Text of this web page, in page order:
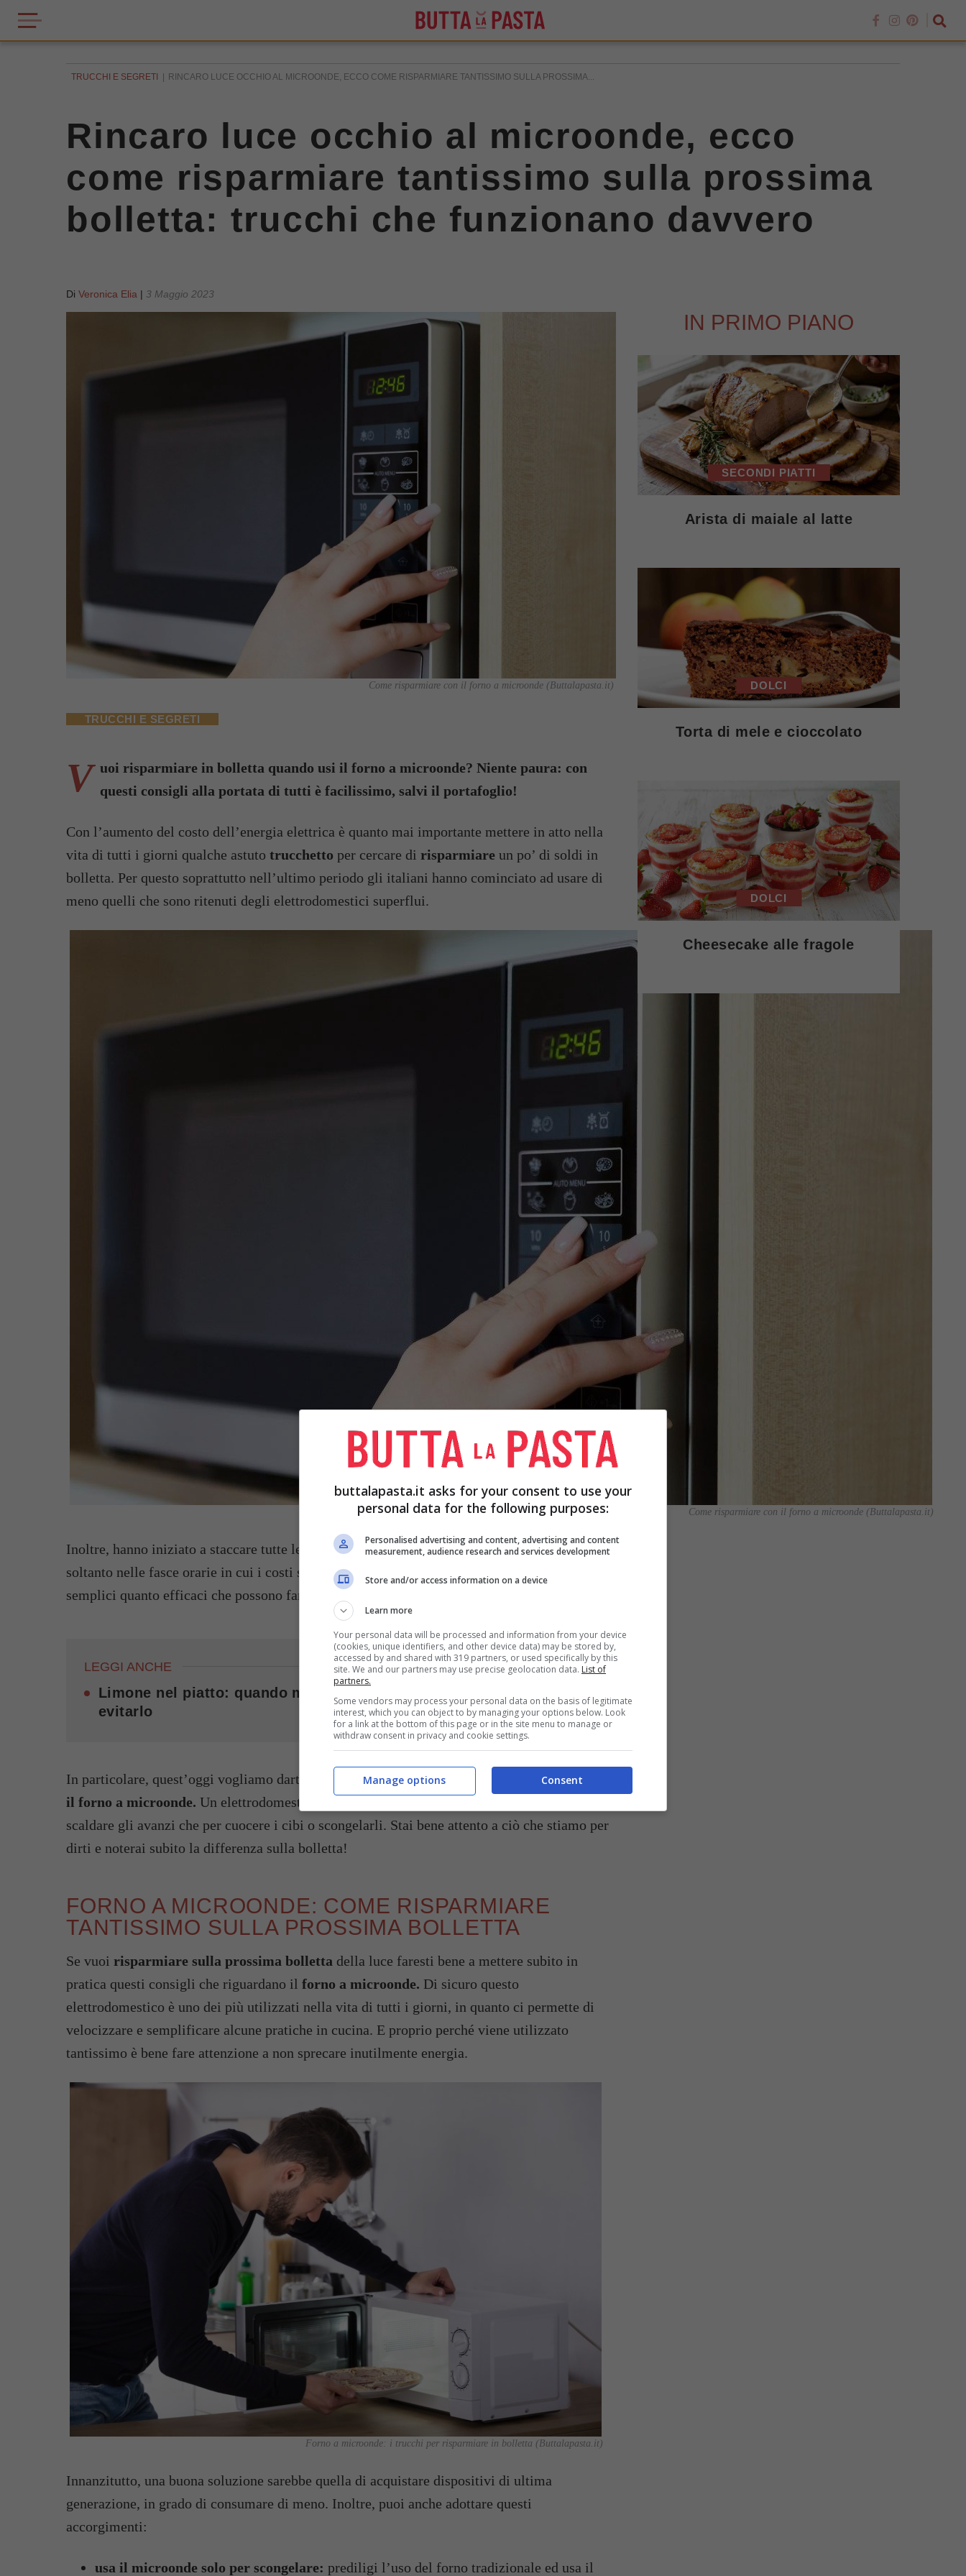
TRUCCHI E SEGRETI RINCARO LUCE OCCHIO AL MICROONDE, ECCO COME RISPARMIARE TANTISSIMO SULLA PROSSIMA...
Rincaro luce occhio al microonde, ecco
come risparmiare tantissimo sulla prossima
bolletta: trucchi che funzionano davvero
Di Veronica Elia | 3 Maggio 2023
Come risparmiare con il forno a microonde (Buttalapasta.it)
TRUCCHI E SEGRETI
V uoi risparmiare in bolletta quando usi il forno a microonde? Niente paura: con
questi consigli alla portata di tutti è facilissimo, salvi il portafoglio!
Con l’aumento del costo dell’energia elettrica è quanto mai importante mettere in atto nella
vita di tutti i giorni qualche astuto trucchetto per cercare di risparmiare un po’ di soldi in
bolletta. Per questo soprattutto nell’ultimo periodo gli italiani hanno cominciato ad usare di
meno quelli che sono ritenuti degli elettrodomestici superflui.
Come risparmiare con il forno a microonde (Buttalapasta.it)
Inoltre, hanno iniziato a staccare tutte le prese dei dispositivi in stand by e ad attivarli
soltanto nelle fasce orarie in cui i costi sono ridotti. Insomma, si tratta di accorgimenti tanto
semplici quanto efficaci che possono far variare sensibilmente la spesa a fine mese.
LEGGI ANCHE
Limone nel piatto: quando migliora i sapori e quando è meglio
evitarlo
In particolare, quest’oggi vogliamo darti qualche consiglio su come
risparmiare utilizzando
il forno a microonde. Un elettrodomestico utilissimo che può essere impiegato sia per
scaldare gli avanzi che per cuocere i cibi o scongelarli. Stai bene attento a ciò che stiamo per
dirti e noterai subito la differenza sulla bolletta!
FORNO A MICROONDE: COME RISPARMIARE
TANTISSIMO SULLA PROSSIMA BOLLETTA
Se vuoi risparmiare sulla prossima bolletta della luce faresti bene a mettere subito in
pratica questi consigli che riguardano il forno a microonde. Di sicuro questo
elettrodomestico è uno dei più utilizzati nella vita di tutti i giorni, in quanto ci permette di
velocizzare e semplificare alcune pratiche in cucina. E proprio perché viene utilizzato
tantissimo è bene fare attenzione a non sprecare inutilmente energia.
Forno a microonde: i trucchi per risparmiare in bolletta (Buttalapasta.it)
Innanzitutto, una buona soluzione sarebbe quella di acquistare dispositivi di ultima
generazione, in grado di consumare di meno. Inoltre, puoi anche adottare questi
accorgimenti:
usa il microonde solo per scongelare: prediligi l’uso del forno tradizionale ed usa il
IN PRIMO PIANO
SECONDI PIATTI
Arista di maiale al latte
DOLCI
Torta di mele e cioccolato
DOLCI
Cheesecake alle fragole
buttalapasta.it asks for your consent to use your
personal data for the following purposes:
Personalised advertising and content, advertising and content
measurement, audience research and services development
Store and/or access information on a device
Learn more
Your personal data will be processed and information from your device
(cookies, unique identifiers, and other device data) may be stored by,
accessed by and shared with 319 partners, or used specifically by this
site. We and our partners may use precise geolocation data. List of
partners.
Some vendors may process your personal data on the basis of legitimate
interest, which you can object to by managing your options below. Look
for a link at the bottom of this page or in the site menu to manage or
withdraw consent in privacy and cookie settings.
Consent
Manage options